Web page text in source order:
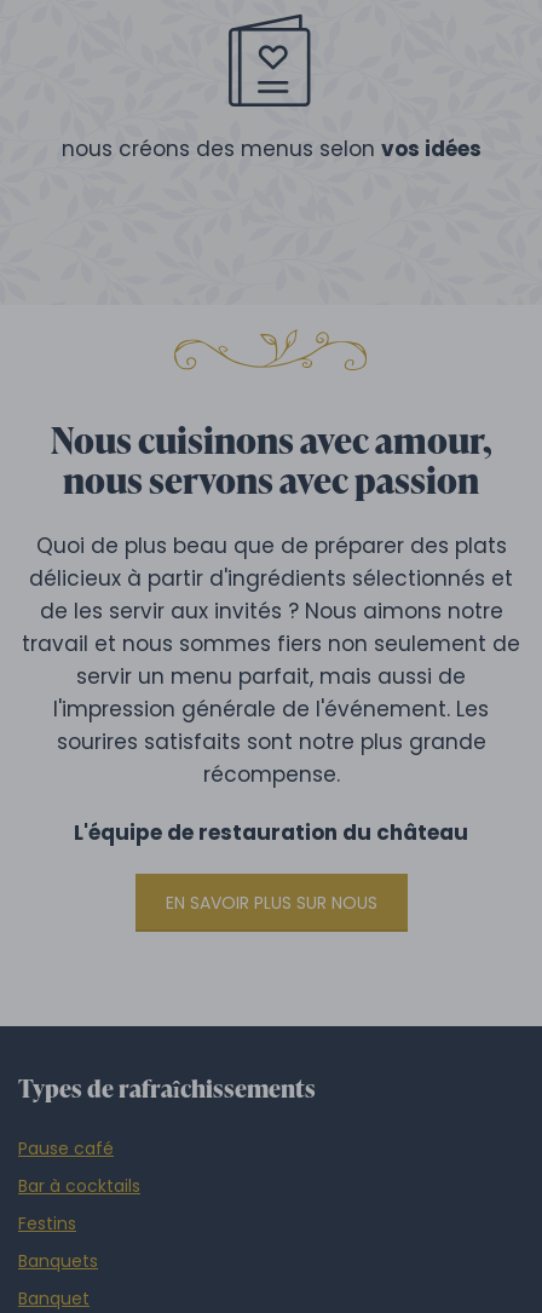
nous créons des menus selon vos idées
Nous cuisinons avec amour,
nous servons avec passion
Quoi de plus beau que de préparer des plats
délicieux à partir d'ingrédients sélectionnés et
de les servir aux invités ? Nous aimons notre
travail et nous sommes fiers non seulement de
servir un menu parfait, mais aussi de
l'impression générale de l'événement. Les
sourires satisfaits sont notre plus grande
récompense.
L'équipe de restauration du château
EN SAVOIR PLUS SUR NOUS
Types de rafraîchissements
Pause café
Bar à cocktails
Festins
Banquets
Banquet